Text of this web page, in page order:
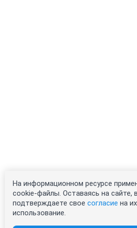
На информационном ресурсе
cookie-файлы. Оставаясь на сайте,
подтверждаете свое согласие на их
использование.